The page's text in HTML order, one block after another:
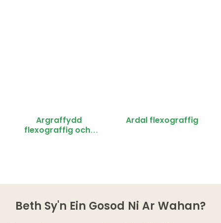
Argraffydd
flexograffig ochr
Ardal flexograffig
Beth Sy'n Ein Gosod Ni Ar Wahan?